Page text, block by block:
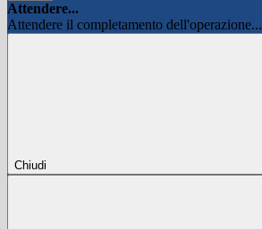
Attendere...
Attendere il completamento dell'operazione...
Chiudi